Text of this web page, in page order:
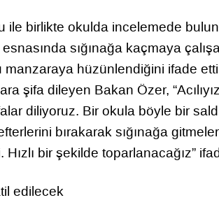
ile birlikte okulda incelemede
sığınağa kaçmaya
hüzünlendiğini ifade
şifa dileyen Bakan Özer,
diliyoruz. Bir okula böyle bir
bırakarak sığınağa
bir şekilde toparlanacağız”
edilecek